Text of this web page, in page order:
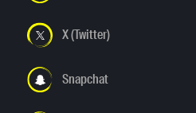
X (Twitter)
Snapchat